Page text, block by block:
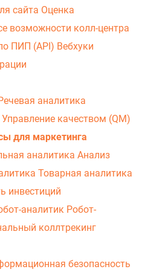
сайта Оценка
возможности колл-центра
ПИП (API) Вебхуки
аналитика
Управление качеством (QM)
для маркетинга
аналитика Анализ
Товарная аналитика
инвестиций
аналитик Робот-
коллтрекинг
безопасность